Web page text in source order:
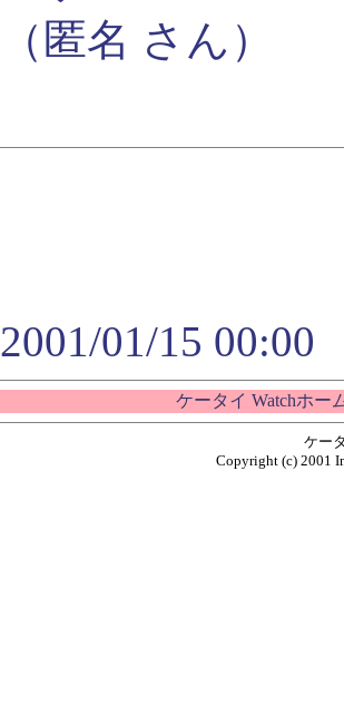
（匿名 さん）
2001/01/15 00:00
ケータイ Watchホー
ケー
Copyright (c) 2001